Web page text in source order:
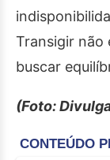
Transigir não
buscar
(Foto: